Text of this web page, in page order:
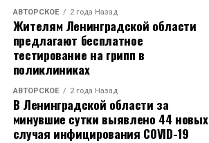
АВТОРСКОЕ 2 года Назад
Жителям Ленинградской области
предлагают бесплатное
тестирование на грипп в
поликлиниках
АВТОРСКОЕ 2 года Назад
В Ленинградской области за
минувшие сутки выявлено 44 новых
случая инфицирования COVID-19